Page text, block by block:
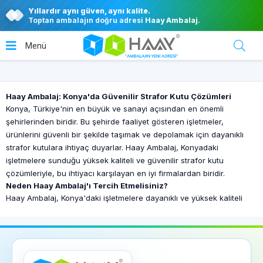
Yıllardır aynı güven, aynı kalite.
Toptan ambalajın doğru adresi Haay Ambalaj.
Haay Ambalaj: Konya'da Güvenilir Strafor Kutu Çözümleri
Konya, Türkiye'nin en büyük ve sanayi açısından en önemli
şehirlerinden biridir. Bu şehirde faaliyet gösteren işletmeler,
ürünlerini güvenli bir şekilde taşımak ve depolamak için dayanıklı
strafor kutulara ihtiyaç duyarlar. Haay Ambalaj, Konyadaki
işletmelere sunduğu yüksek kaliteli ve güvenilir strafor kutu
çözümleriyle, bu ihtiyacı karşılayan en iyi firmalardan biridir.
Neden Haay Ambalaj'ı Tercih Etmelisiniz?
Haay Ambalaj, Konya'daki işletmelere dayanıklı ve yüksek kaliteli
sıcaklık, nem, darbe gibi dış etkenlerden koruyarak güvenli bir
şekilde taşınmasını ve depolanmasını sağlar. Haay Ambalaj, müşteri
memnuniyetini her zaman ön planda tutarak, işletmenizin